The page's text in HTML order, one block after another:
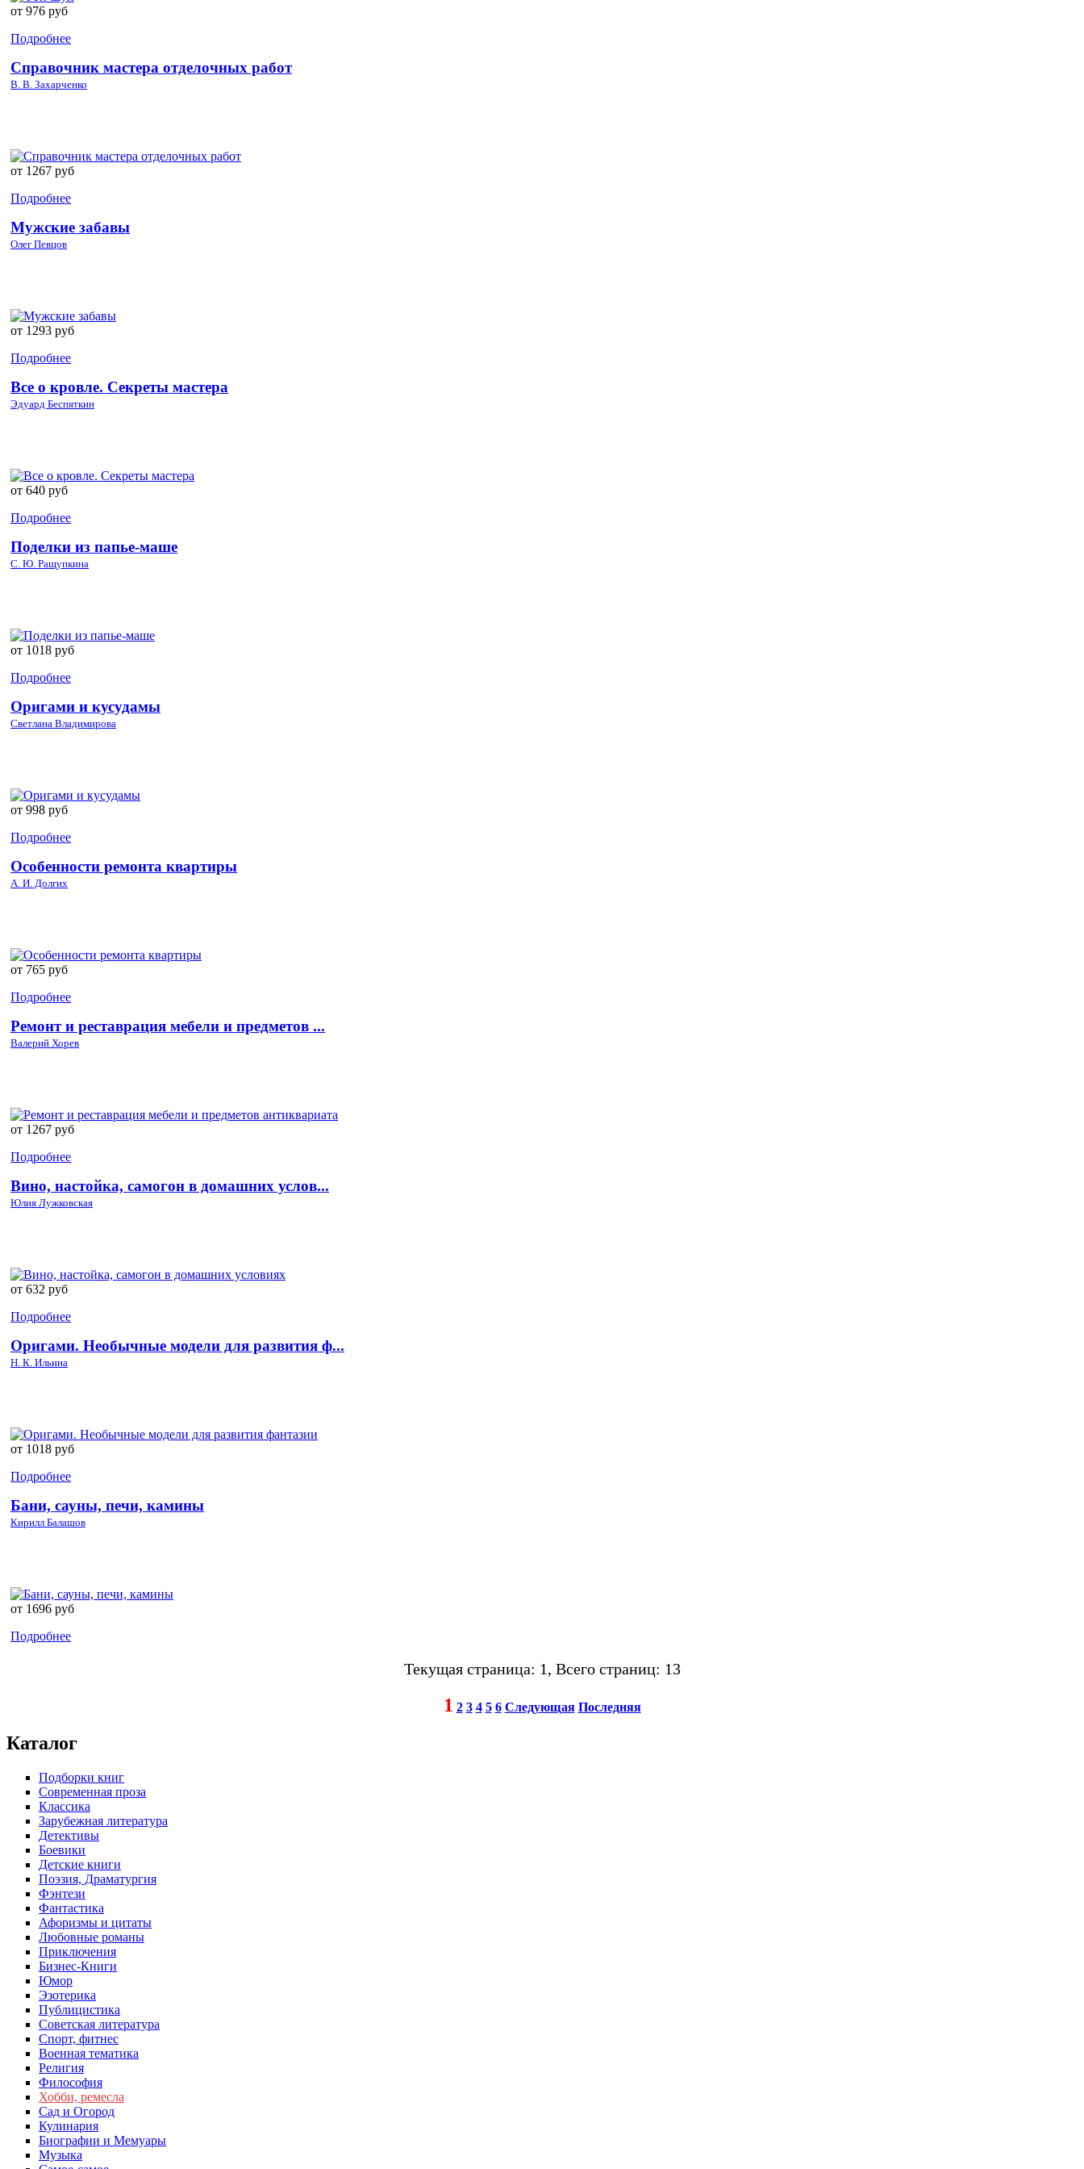
от 976 руб
Подробнее
Справочник мастера отделочных работ
В. В. Захарченко
от 1267 руб
Подробнее
Мужские забавы
Олег Певцов
от 1293 руб
Подробнее
Все о кровле. Секреты мастера
Эдуард Беспяткин
от 640 руб
Подробнее
Поделки из папье-маше
С. Ю. Ращупкина
от 1018 руб
Подробнее
Оригами и кусудамы
Светлана Владимирова
от 998 руб
Подробнее
Особенности ремонта квартиры
А. И. Долгих
от 765 руб
Подробнее
Ремонт и реставрация мебели и предметов ...
Валерий Хорев
от 1267 руб
Подробнее
Вино, настойка, самогон в домашних услов...
Юлия Лужковская
от 632 руб
Подробнее
Оригами. Необычные модели для развития ф...
Н. К. Ильина
от 1018 руб
Подробнее
Бани, сауны, печи, камины
Кирилл Балашов
от 1696 руб
Подробнее
Текущая страница: 1, Всего страниц: 13
1 2 3 4 5 6 Следующая Последняя
Каталог
Подборки книг
Современная проза
Классика
Зарубежная литература
Детективы
Боевики
Детские книги
Поэзия, Драматургия
Фэнтези
Фантастика
Афоризмы и цитаты
Любовные романы
Приключения
Бизнес-Книги
Юмор
Эзотерика
Публицистика
Советская литература
Спорт, фитнес
Военная тематика
Религия
Философия
Хобби, ремесла
Сад и Огород
Кулинария
Биографии и Мемуары
Музыка